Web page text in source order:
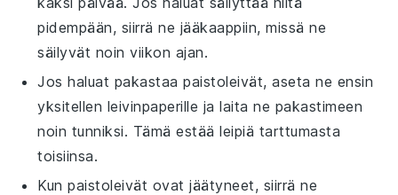
pidempään, siirrä ne jääkaappiin, missä ne
säilyvät noin viikon ajan.
Jos haluat pakastaa paistoleivät, aseta ne ensin
yksitellen leivinpaperille ja laita ne pakastimeen
noin tunniksi. Tämä estää leipiä tarttumasta
toisiinsa.
Kunpaistoleivät ovat jäätyneet, siirrä ne